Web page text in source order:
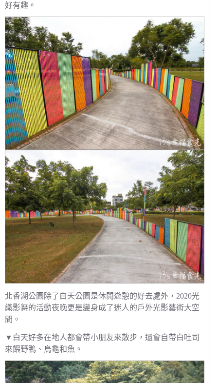
好有趣。
北香湖公園除了白天公園是休閒遊憩的好去處外，2020光
織影舞的活動夜晚更是變身成了迷人的戶外光影藝術大空
間。
▼白天好多在地人都會帶小朋友來散步，還會自帶白吐司
來餵野鴨、烏龜和魚。